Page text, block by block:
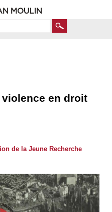
Rechercher
violence en droit
de la Jeune Recherche